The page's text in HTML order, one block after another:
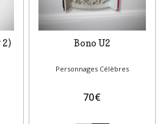
2) Bono U2
Personnages Célèbres
70€